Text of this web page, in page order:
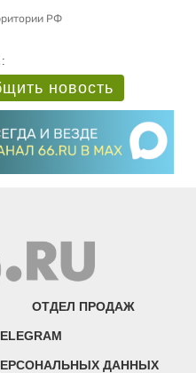
РФ
новость
ОТДЕЛ ПРОДАЖ
ДАННЫХ